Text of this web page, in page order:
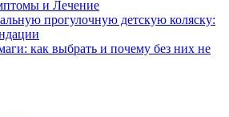
и Лечение
прогулочную детскую коляску:
как выбрать и почему без них не